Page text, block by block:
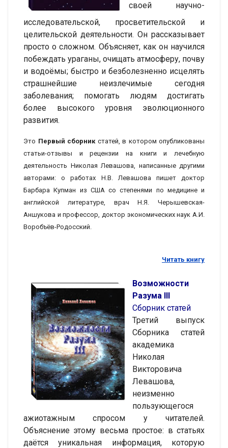
своей научно-
исследовательской, просветительской и
целительской деятельности. Он рассказывает
просто о сложном. Объясняет, как он научился
побеждать ураганы, очищать атмосферу, почву
и водоёмы; быстро и безболезненно исцелять
страшнейшие неизлечимые сегодня
заболевания; помогать людям достигать
более высокого уровня эволюционного
развития.
Это Первый сборникстатей, в котором опубликованы
статьи-отзывы и рецензии на книги и лечебную
деятельность Николая Левашова, написанные другими
авторами: о работах Н.В. Левашова пишет доктор
Барбара Купман из США со степенями по медицине и
английской литературе, врач Н.Я. Черышевская-
Аншукова и профессор, доктор экономических наук А.И.
Воробъёв-Родосский.
Читать книгу
Возможности
Разума III
Сборник статей
Третий выпуск
Сборника статей
академика
Николая
Викторовича
Левашова,
неизменно
пользующегося
ажиотажным спросом у читателей.
Объяснение этому весьма простое: в статьях
даётся уникальная информация, которую